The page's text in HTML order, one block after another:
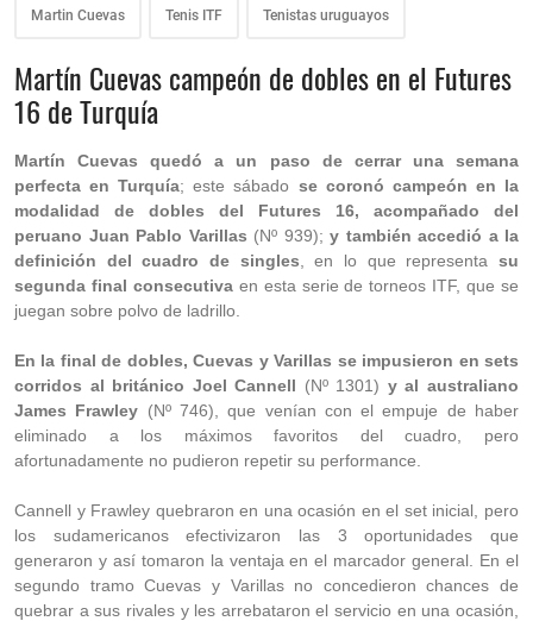
Martin Cuevas Tenis ITF Tenistas uruguayos
Martín Cuevas campeón de dobles en el Futures
16 de Turquía
Martín Cuevas quedó a un paso de cerrar una semana
perfecta en Turquía; este sábado se coronó campeón en la
modalidad de dobles del Futures 16, acompañado del
peruano Juan Pablo Varillas (Nº 939); y también accedió a la
definición del cuadro de singles , en lo que representasu
segunda final consecutivaen esta serie de torneos ITF, que se
juegan sobre polvo de ladrillo.
En la final de dobles, Cuevas y Varillas se impusieron en sets
corridos al británico Joel Cannell (Nº 1301) y al australiano
James Frawley (Nº 746), que venían con el empuje de haber
eliminado a los máximos favoritos del cuadro, pero
afortunadamente no pudieron repetir su performance.
Cannell y Frawley quebraron en una ocasión en el set inicial, pero
los sudamericanos efectivizaron las 3 oportunidades que
generaron y así tomaron la ventaja en el marcador general. En el
segundo tramo Cuevas y Varillas no concedieron chances de
quebrar a sus rivales y les arrebataron el servicio en una ocasión,